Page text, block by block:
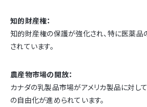
知的財産権：
知的財産権の保護が強化され、特に医薬
されています。
農産物市場の開放：
カナダの乳製品市場がアメリカ製品に対し
の自由化が進められています。